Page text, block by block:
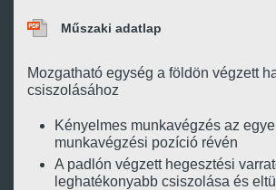
Műszaki adatlap
Mozgatható egység a földön végzett
csiszolásához
Kényelmes munkavégzés az
munkavégzési pozíció révén
A padlón végzett hegesztési
leghatékonyabb csiszolása és